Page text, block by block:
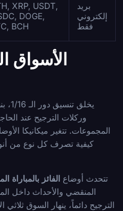
XRP, USDT,
DOGE,
BCH
بريد
إلكتروني
فقط
الأسواق
وركلات الترجيح عند
المجموعات. تتغير ميكانيكا
كيفية تصرف كل نوع من
تتحدث أوضاع الفائز بالمباراة
المنقضي والأحداث داخل
الترجيح دائماً، ينهار السوق